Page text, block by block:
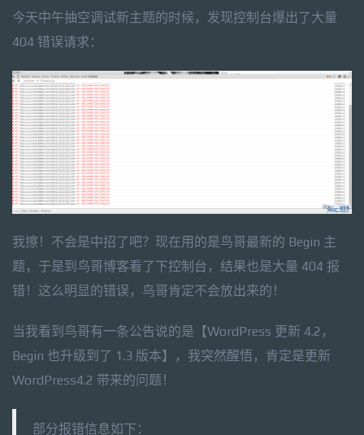
今天中午抽空调试新主题的时候，发现控制台爆出了大量
404 错误请求：
我擦！不会是中招了吧？现在用的是鸟哥最新的 Begin 主
题，于是到鸟哥博客看了下控制台，结果也是大量 404 报
错！这么明显的错误，鸟哥肯定不会放出来的！
当我看到鸟哥有一条公告说的是【WordPress 更新 4.2，
Begin 也升级到了 1.3 版本】，我突然醒悟，肯定是更新
WordPress4.2 带来的问题！
部分报错信息如下：